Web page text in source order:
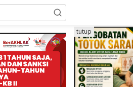
tutup